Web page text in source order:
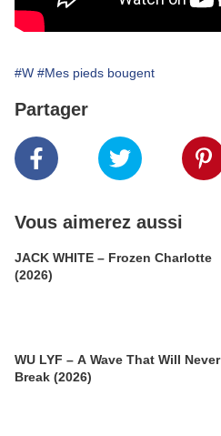
#W #Mes pieds bougent
Partager
Vous aimerez aussi
JACK WHITE – Frozen Charlotte
(2026)
WU LYF – A Wave That Will Never
Break (2026)